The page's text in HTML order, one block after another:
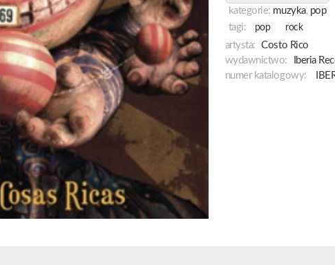
kategorie: muzyka, pop
tagi:
pop rock
artysta:
Costo Rico
wydawnictwo:
Iberia
numer katalogowy: